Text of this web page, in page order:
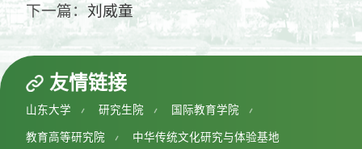
下一篇：刘威童
友情链接
山东大学 研究生院 国际教育学院
教育高等研究院 中华传统文化研究与体验基地